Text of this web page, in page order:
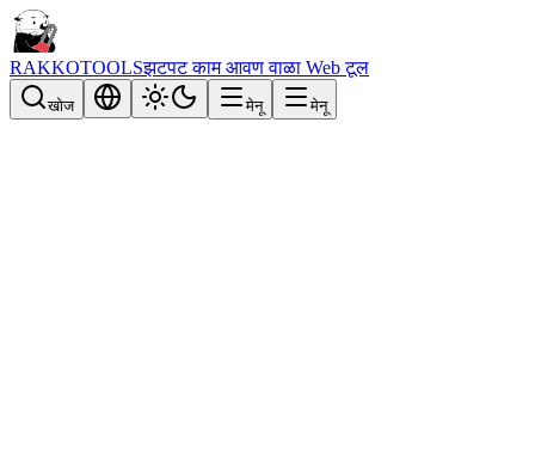
RAKKOTOOLSझटपट काम आवण वाळा Web टूल
खोज मेनू मेनू